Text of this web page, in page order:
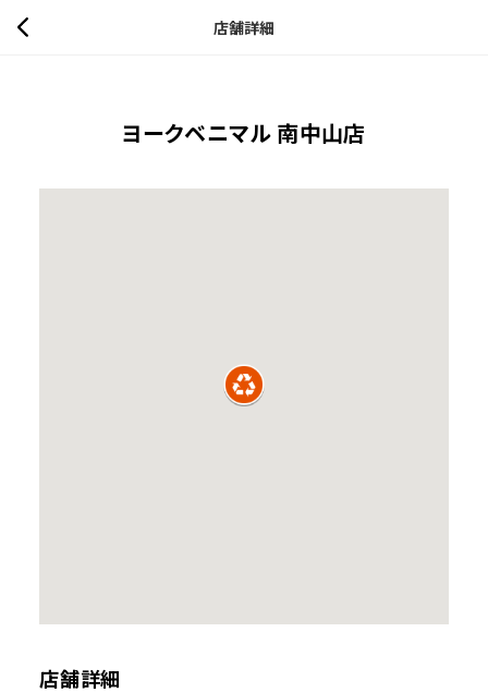
店舗詳細
ヨークベニマル 南中山店
店舗詳細